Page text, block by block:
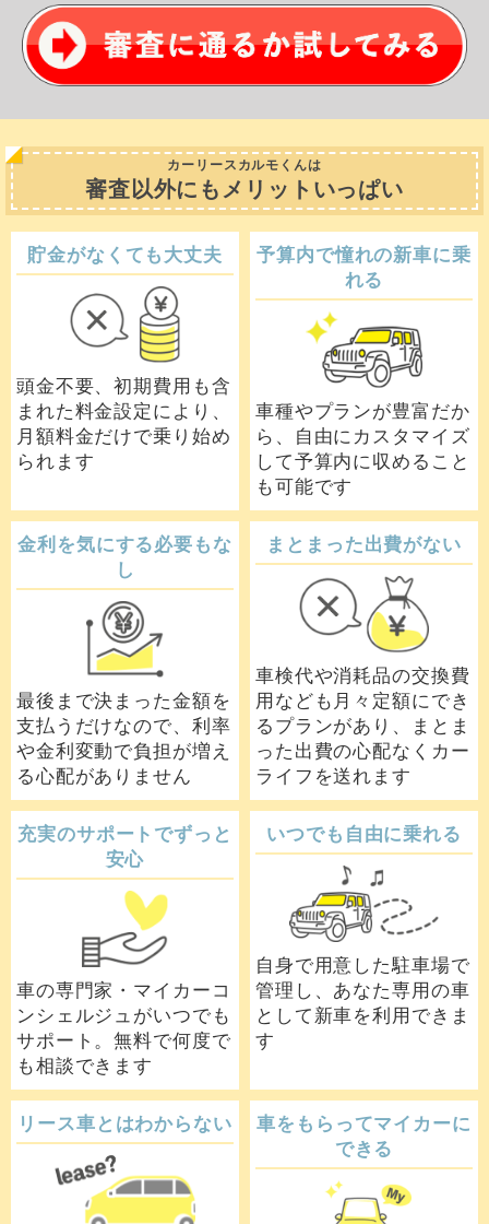
カーリースカルモくんは
審査以外にもメリットいっぱい
貯金がなくても大丈夫
頭金不要、初期費用も含
まれた料金設定により、
月額料金だけで乗り始め
られます
予算内で憧れの新車に乗
れる
車種やプランが豊富だか
ら、自由にカスタマイズ
して予算内に収めること
も可能です
金利を気にする必要もな
し
最後まで決まった金額を
支払うだけなので、利率
や金利変動で負担が増え
る心配がありません
まとまった出費がない
車検代や消耗品の交換費
用なども月々定額にでき
るプランがあり、まとま
った出費の心配なくカー
ライフを送れます
充実のサポートでずっと
安心
車の専門家・マイカーコ
ンシェルジュがいつでも
サポート。無料で何度で
も相談できます
いつでも自由に乗れる
自身で用意した駐車場で
管理し、あなた専用の車
として新車を利用できま
す
リース車とはわからない
車をもらってマイカーに
できる